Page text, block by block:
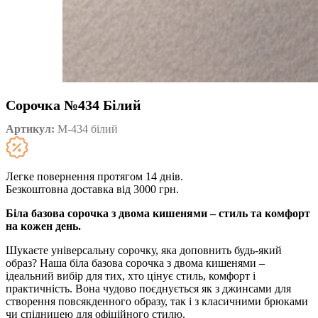
Сорочка №434 Білий
Артикул: М-434 білий
Легке повернення протягом 14 днів.
Безкоштовна доставка від 3000 грн.
Біла базова сорочка з двома кишенями – стиль та комфорт
на кожен день.
Шукаєте універсальну сорочку, яка доповнить будь-який
образ? Наша біла базова сорочка з двома кишенями –
ідеальний вибір для тих, хто цінує стиль, комфорт і
практичність. Вона чудово поєднується як з джинсами для
створення повсякденного образу, так і з класичними брюками
чи спідницею для офіційного стилю.